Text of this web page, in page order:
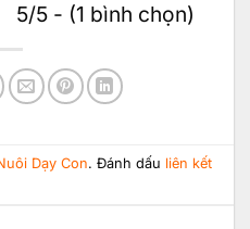
5/5 - (1 bình chọn)
Dạy Con. Đánh dấu liên kết